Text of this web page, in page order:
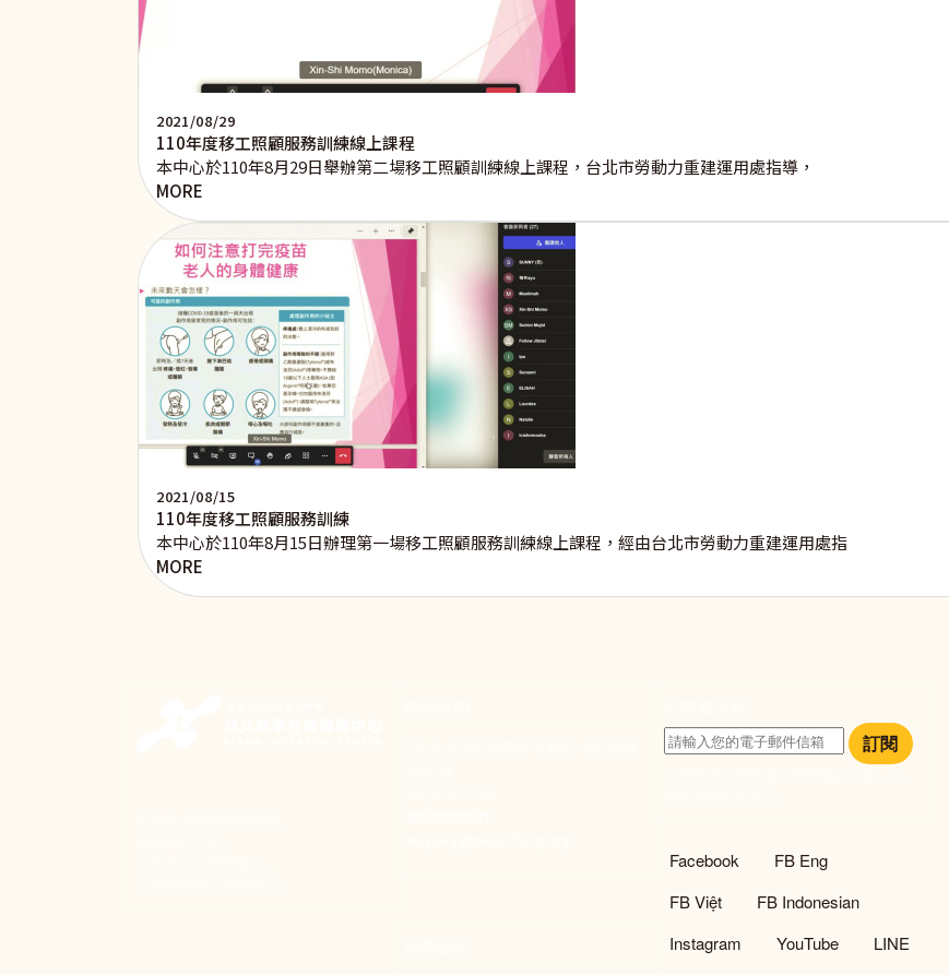
2021/08/29
110年度移工照顧服務訓練線上課程
本中心於110年8月29日舉辦第二場移工照顧訓練線上課程，台北市勞動力重建運用處指導，
MORE
2021/08/15
110年度移工照顧服務訓練
本中心於110年8月15日辦理第一場移工照顧服務訓練線上課程，經由台北市勞動力重建運用處指
MORE
訂閱
社群選單
Facebook
FB Eng
FB Việt
FB Indonesian
Instagram
YouTube LINE